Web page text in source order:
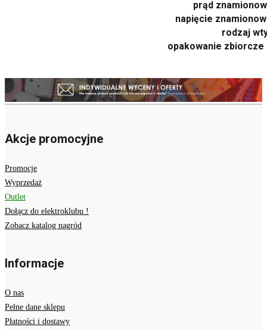
prąd
napięcie
rodzaj
opakowanie
Akcje promocyjne
Promocje
Wyprzedaż
Outlet
Dołącz do elektroklubu !
Zobacz katalog nagród
Informacje
O nas
Pełne dane sklepu
Płatności i dostawy